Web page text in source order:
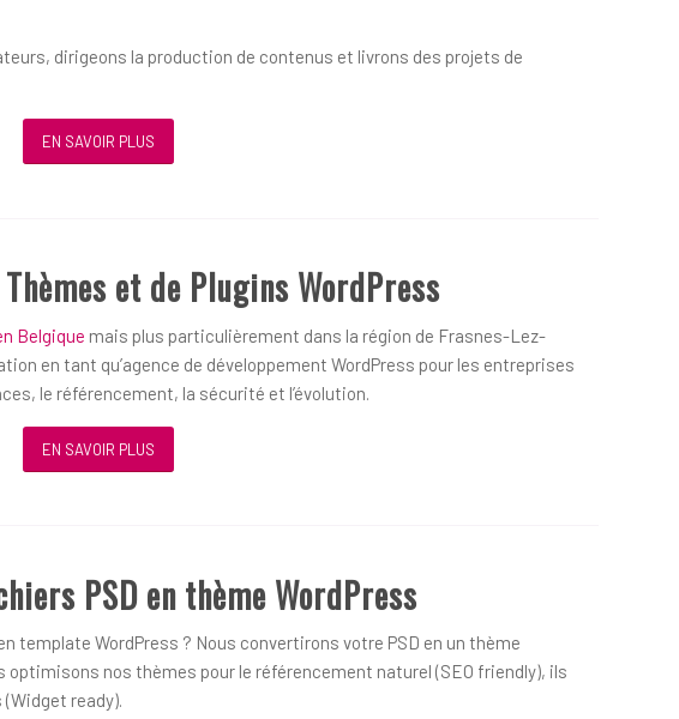
dirigeons la production de contenus et livrons des projets de
EN SAVOIR PLUS
et de Plugins WordPress
Belgique mais plus particulièrement dans la région de Frasnes-Lez-
en tant qu’agence de développement WordPress pour les entreprises
le référencement, la sécurité et l’évolution.
EN SAVOIR PLUS
PSD en thème WordPress
template WordPress ? Nous convertirons votre PSD en un thème
nos thèmes pour le référencement naturel (SEO friendly), ils
ready).